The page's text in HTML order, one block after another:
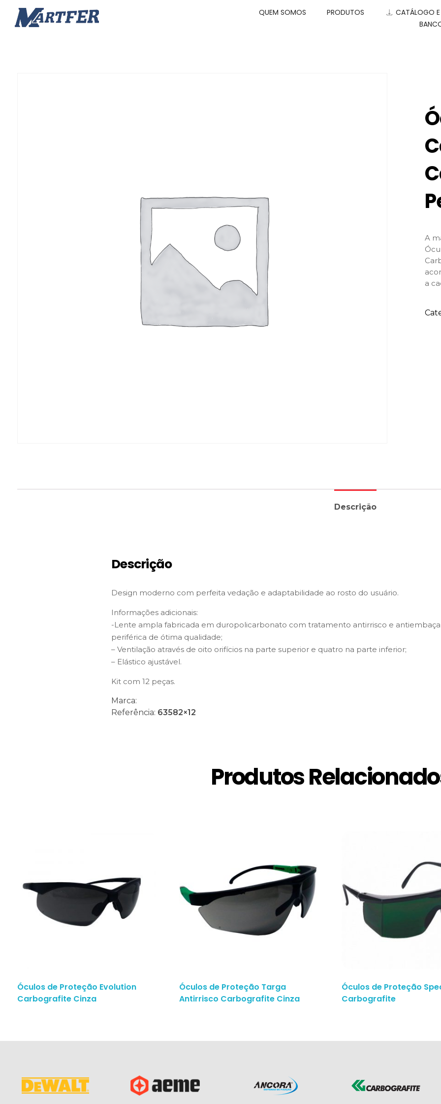
QUEM SOMOS PRODUTOS
CATÁLOGO
A
a
Descrição
Descrição
Design moderno com perfeita vedação e adaptabilidade ao rosto do usuário.
Informações adicionais:
-Lente ampla fabricada em duropolicarbonato com tratamento antirrisco e
periférica de ótima qualidade;
– Ventilação através de oito orifícios na parte superior e quatro na parte inferior;
– Elástico ajustável.
Kit com 12 peças.
Marca:
Referência: 63582×12
Produtos
Óculos de Proteção Evolution
Carbografite Cinza
Óculos de Proteção Targa
Antirrisco Carbografite Cinza
Óculos de Proteção
Carbografite